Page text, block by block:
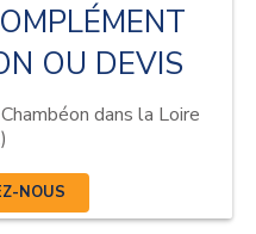
OU DEVIS
dans la Loire
NOUS